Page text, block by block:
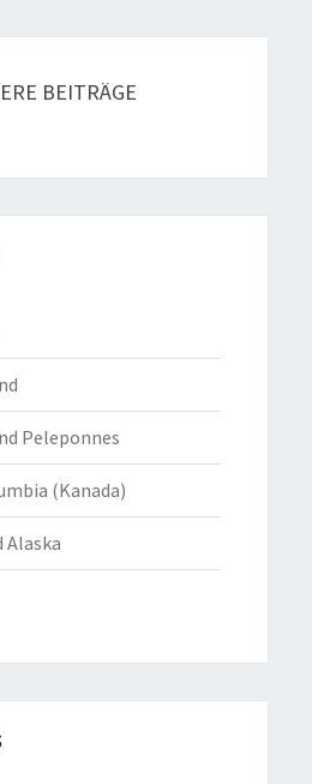
BEITRÄGE
Peleponnes
(Kanada)
Alaska